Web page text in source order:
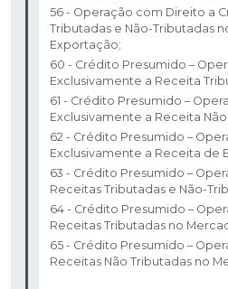
56 - Operação com Direito a
Tributadas e Não-Tributadas
Exportação; ​
60 - Crédito Presumido –
Exclusivamente a Receita
61 - Crédito Presumido –
Exclusivamente a Receita
62 - Crédito Presumido –
Exclusivamente a Receita de
63 - Crédito Presumido –
Receitas Tributadas e Não-
64 - Crédito Presumido –
Receitas Tributadas no
65 - Crédito Presumido –
Receitas Não Tributadas no